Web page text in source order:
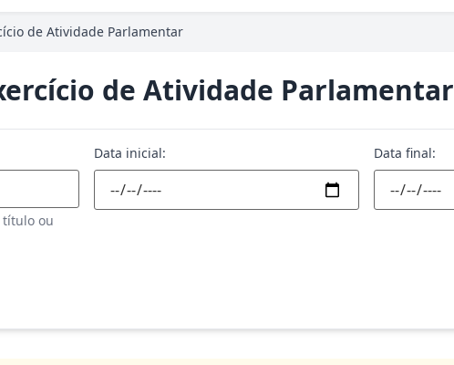
de Atividade Parlamentar
de Atividade Parlamentar
título ou
Data inicial: Data final: